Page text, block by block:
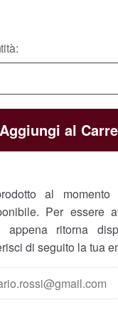
Aggiungi al
al
Per essere
appena ritorna
di seguito la tua